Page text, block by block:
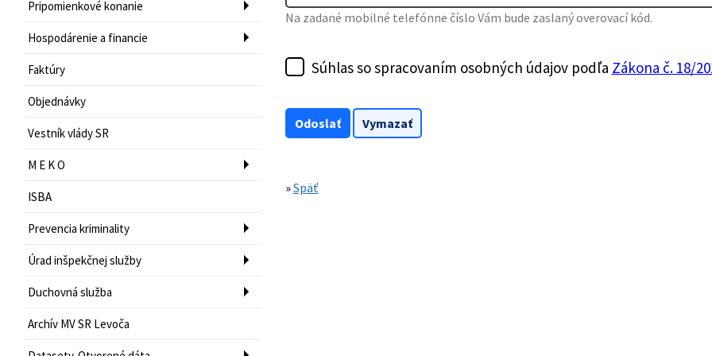
Pripomienkové konanie
Hospodárenie a financie
Faktúry
Objednávky
Vestník vlády SR
M E K O
ISBA
Prevencia kriminality
Úrad inšpekčnej služby
Duchovná služba
Archív MV SR Levoča
Na zadané mobilné telefónne číslo Vám bude zaslaný overovací kód.
Súhlas so spracovaním osobných údajov podľa Zákona č. 18/
»Späť